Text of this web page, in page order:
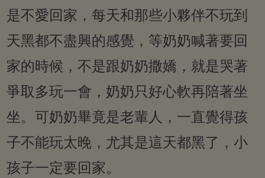
是不愛回家，每天和那些小夥伴不玩到
天黑都不盡興的感覺，等奶奶喊著要回
家的時候，不是跟奶奶撒嬌，就是哭著
爭取多玩一會，奶奶只好心軟再陪著坐
坐。可奶奶畢竟是老輩人，一直覺得孩
子不能玩太晚，尤其是這天都黑了，小
孩子一定要回家。